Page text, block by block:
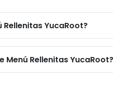
YucaRoot?
Menú Rellenitas